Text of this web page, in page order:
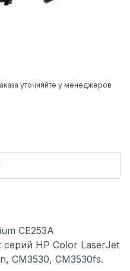
уточняйте у менеджеров
CE253A
серий HP Color LaserJet
CM3530, CM3530fs.